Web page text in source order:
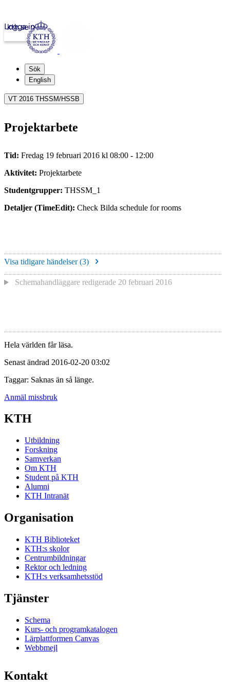
kth.se
Logga in
Sök
English
VT 2016 THSSM/HSSB
Projektarbete
Tid: Fredag 19 februari 2016 kl 08:00 - 12:00
Aktivitet: Projektarbete
Studentgrupper: THSSM_1
Detaljer (TimeEdit): Check Bilda schedule for rooms
Visa tidigare händelser (3)
Schemahandläggare redigerade 20 februari 2016
Hela världen får läsa.
Senast ändrad 2016-02-20 03:02
Taggar: Saknas än så länge.
Anmäl missbruk
KTH
Utbildning
Forskning
Samverkan
Om KTH
Student på KTH
Alumni
KTH Intranät
Organisation
KTH Biblioteket
KTH:s skolor
Centrumbildningar
Rektor och ledning
KTH:s verksamhetsstöd
Tjänster
Schema
Kurs- och programkatalogen
Lärplattformen Canvas
Webbmejl
Kontakt